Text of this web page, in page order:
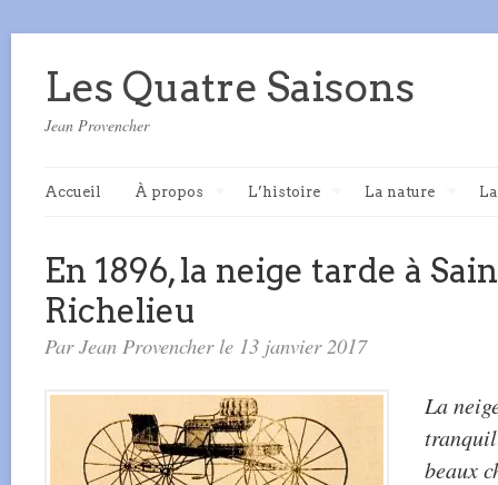
Les Quatre Saisons
Jean Provencher
Accueil À propos L’histoire La nature
En 1896, la neige tarde à
Richelieu
Par Jean Provencher le 13 janvier 2017
La
beaux